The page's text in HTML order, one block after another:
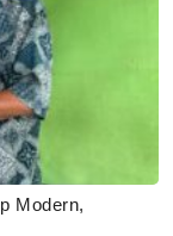
Modern,